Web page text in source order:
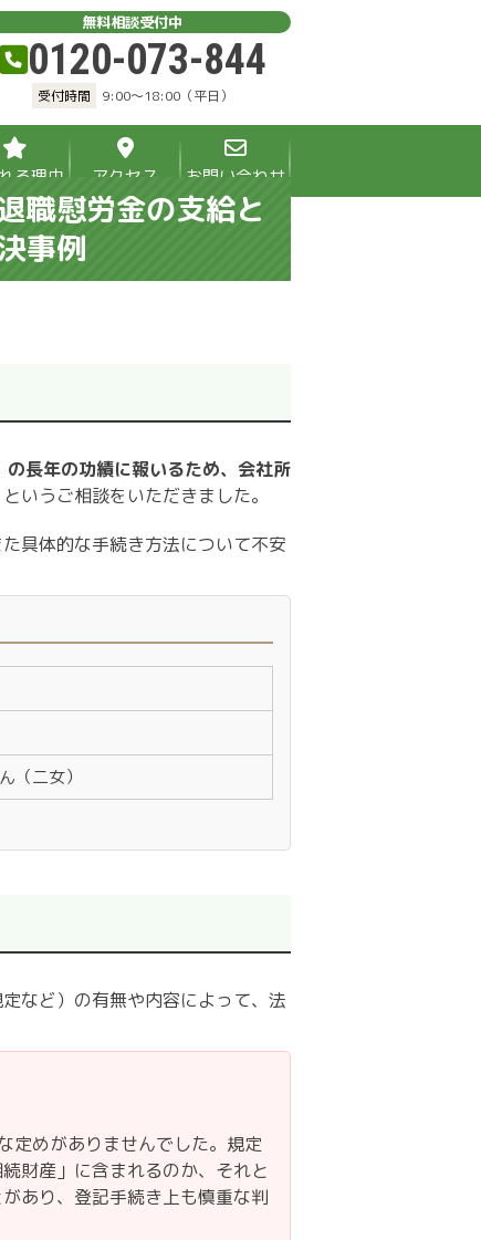
無料相談受付中
0120-073-844
受付時間 9:00～18:00（平日）
る理由 アクセス お問い合わせ
職慰労金の支給と
事例
の長年の功績に報いるため、会社所
というご相談をいただきました。
具体的な手続き方法について不安
（二女）
など）の有無や内容によって、法
定めがありませんでした。規定
財産」に含まれるのか、それと
あり、登記手続き上も慎重な判